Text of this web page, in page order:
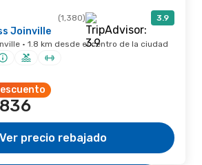
(1,380) 3.9
Joinville
· 1.8 km desde el centro de la ciudad
836
Ver precio rebajado